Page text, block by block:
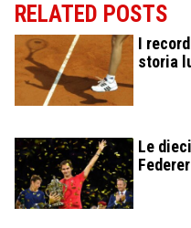
RELATED POSTS
I
storia
Le
Federer